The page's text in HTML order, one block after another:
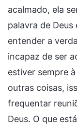
acalmado, ela
palavra de
entender a
incapaz de ser
estiver sempre
outras coisas,
frequentar
Deus. O que